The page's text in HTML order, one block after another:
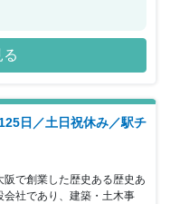
生面では、交通費全額支
っていただける方をぜひ
日／土日祝休み／駅チ
会社であり、建築・土木事